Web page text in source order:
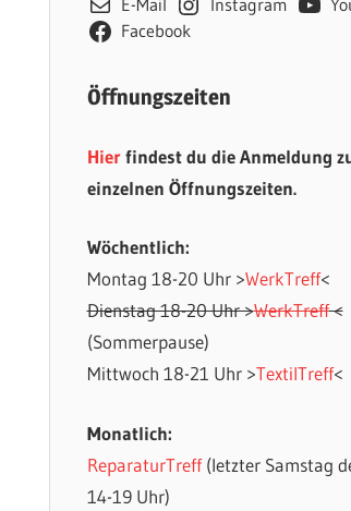
Office 365
E-Mail Instagram
Facebook
Öffnungszeiten
Hierfindest du die Anmeldung
einzelnen Öffnungszeiten.
Wöchentlich:
Montag 18-20 Uhr >WerkTreff<
Dienstag 18-20 Uhr >WerkTreff<
(Sommerpause)
Mittwoch 18-21 Uhr >TextilTreff<
Monatlich:
ReparaturTreff(letzter Samstag
14-19 Uhr)